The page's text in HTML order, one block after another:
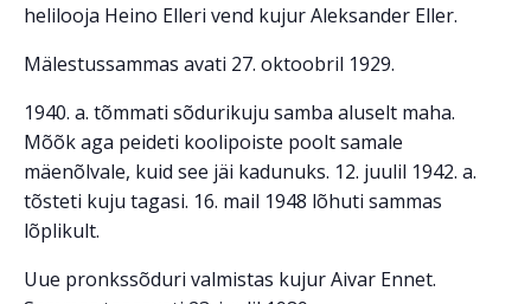
helilooja Heino Elleri vend kujur Aleksander Eller.
Mälestussammas avati 27. oktoobril 1929.
1940. a. tõmmati sõdurikuju samba aluselt maha.
Mõõk aga peideti koolipoiste poolt samale
mäenõlvale, kuid see jäi kadunuks. 12. juulil 1942. a.
tõsteti kuju tagasi. 16. mail 1948 lõhuti sammas
lõplikult.
Uue pronkssõduri valmistas kujur Aivar Ennet.